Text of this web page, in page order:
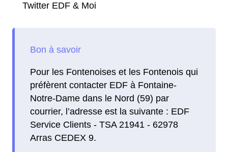
Twitter EDF & Moi
Pour les Fontenoises et les Fontenois qui
préfèrent contacter EDF à Fontaine-
Notre-Dame dans le Nord (59) par
courrier, l’adresse est la suivante : EDF
Service Clients - TSA 21941 - 62978
Arras CEDEX 9.